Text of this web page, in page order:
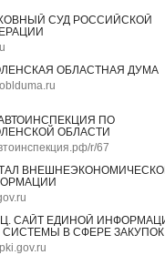
СУД РОССИЙСКОЙ
ОБЛАСТНАЯ ДУМА
ПО
ОБЛАСТИ
r/67
САЙТ ЕДИНОЙ
СИСТЕМЫ В СФЕРЕ ЗАКУПОК